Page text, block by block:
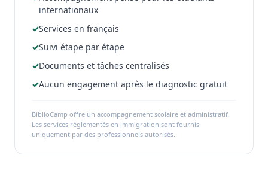
internationaux
✓Services en français
✓Suivi étape par étape
✓Documents et tâches centralisés
✓Aucun engagement après le diagnostic gratuit
BiblioCamp offre un accompagnement scolaire et administratif.
Les services réglementés en immigration sont fournis
uniquement par des professionnels autorisés.